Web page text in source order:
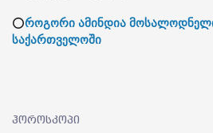
⭕როგორი ამინდია
საქართველოში
ჰოროსკოპი